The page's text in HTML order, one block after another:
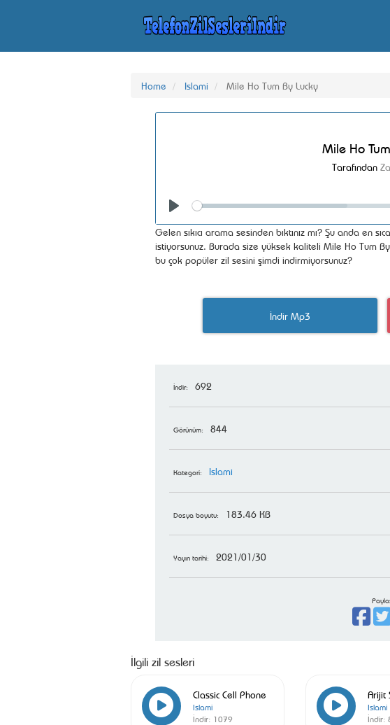
Home Islami Mile Ho Tum By Lucky
Mile Ho
Tarafından
Seek
Gelen sıkıcı arama sesinden bıktınız mı? Şu anda en
istiyorsunuz. Burada size yüksek kaliteli Mile Ho Tum
bu çok popüler zil sesini şimdi indirmiyorsunuz?
İndir Mp3
İndir: 692
Görünüm: 844
Kategori: Islami
Dosya boyutu: 183.46 KB
Yayın tarihi: 2021/01/30
İlgili zil sesleri
Classic Cell Phone
Islami
İndir: 1079
Arijit
Islami
İndir: